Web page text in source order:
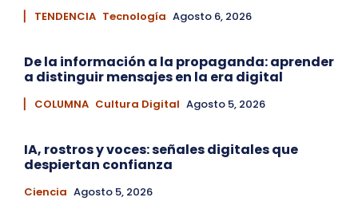
▏ TENDENCIA Tecnología Agosto 6, 2026
De la información a la propaganda: aprender
a distinguir mensajes en la era digital
▏ COLUMNA Cultura Digital Agosto 5, 2026
IA, rostros y voces: señales digitales que
despiertan confianza
Ciencia Agosto 5, 2026